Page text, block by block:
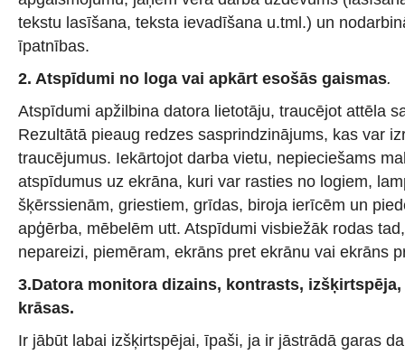
tekstu lasīšana, teksta ievadīšana u.tml.) un
īpatnības.
2. Atspīdumi no loga vai apkārt esošās gaismas.
Atspīdumi apžilbina datora lietotāju, traucējot attēla
Rezultātā pieaug redzes sasprindzinājums, kas var
traucējumus. Iekārtojot darba vietu, nepieciešams
atspīdumus uz ekrāna, kuri var rasties no logiem,
šķērssienām, griestiem, grīdas, biroja ierīcēm un
apģērba, mēbelēm utt. Atspīdumi visbiežāk rodas
nepareizi, piemēram, ekrāns pret ekrānu vai ekrāns
3.Datora monitora dizains, kontrasts,
krāsas.
Ir jābūt labai izšķirtspējai, īpaši, ja ir jāstrādā garas